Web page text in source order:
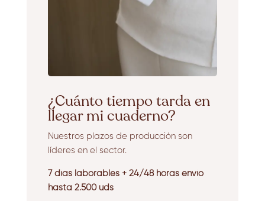
¿Cuánto tiempo tarda en
llegar mi cuaderno?
Nuestros plazos de producción son
líderes en el sector.
7 días laborables + 24/48 horas envío
hasta 2.500 uds